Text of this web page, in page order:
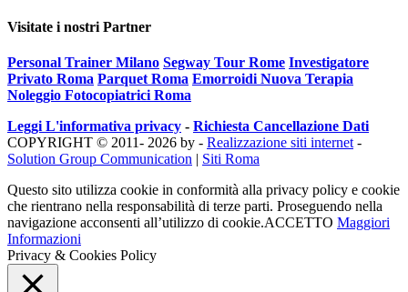
Visitate i nostri Partner
Personal Trainer Milano Segway Tour Rome Investigatore
Privato Roma Parquet Roma Emorroidi Nuova Terapia
Noleggio Fotocopiatrici Roma
Leggi L'informativa privacy - Richiesta Cancellazione Dati
COPYRIGHT © 2011- 2026 by - Realizzazione siti internet -
Solution Group Communication | Siti Roma
Questo sito utilizza cookie in conformità alla privacy policy e cookie
che rientrano nella responsabilità di terze parti. Proseguendo nella
navigazione acconsenti all’utilizzo di cookie.ACCETTO Maggiori
Informazioni
Privacy & Cookies Policy